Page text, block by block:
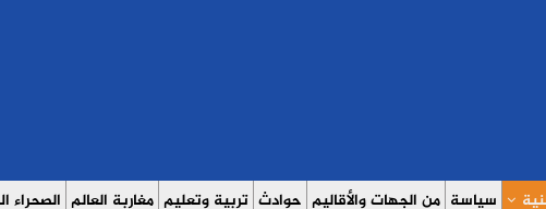
سياسة من الجهات والأقاليم حوادث تربية وتعليم مغاربة العالم الصحراء